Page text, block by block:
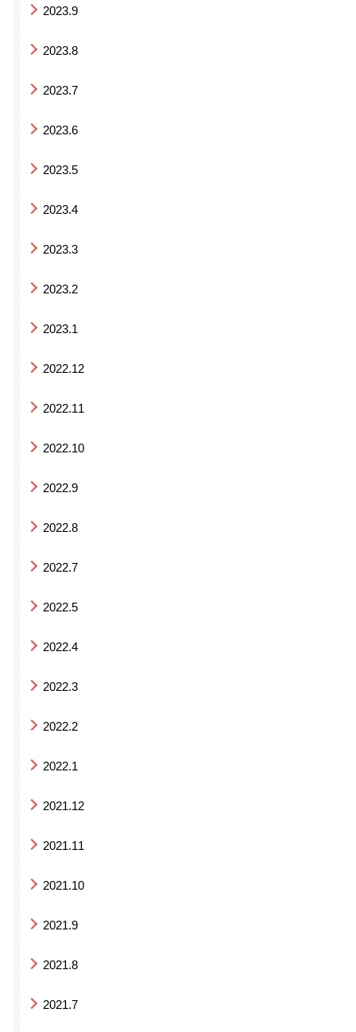
2023.9
2023.8
2023.7
2023.6
2023.5
2023.4
2023.3
2023.2
2023.1
2022.12
2022.11
2022.10
2022.9
2022.8
2022.7
2022.5
2022.4
2022.3
2022.2
2022.1
2021.12
2021.11
2021.10
2021.9
2021.8
2021.7